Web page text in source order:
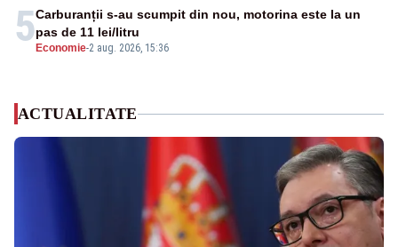
5 Economie-2 aug. 2026, 15:36
Carburanții s-au scumpit din nou, motorina este la un
pas de 11 lei/litru
ACTUALITATE